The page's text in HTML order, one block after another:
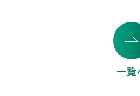
一覧